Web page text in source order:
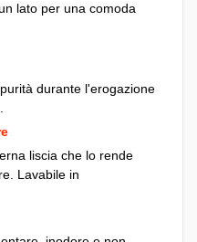
lato per una comoda
durante l'erogazione
liscia che lo rende
Lavabile in